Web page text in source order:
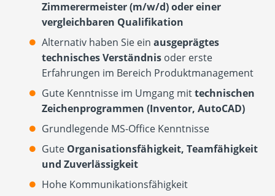
Zimmerermeister (m/w/d) oder einer
vergleichbaren Qualifikation
Alternativ haben Sie ein ausgeprägtes
technisches Verständnis oder erste
Erfahrungen im Bereich Produktmanagement
Gute Kenntnisse im Umgang mittechnischen
Zeichenprogrammen (Inventor, AutoCAD)
Grundlegende MS-Office Kenntnisse
Gute Organisationsfähigkeit, Teamfähigkeit
und Zuverlässigkeit
Hohe Kommunikationsfähigkeit